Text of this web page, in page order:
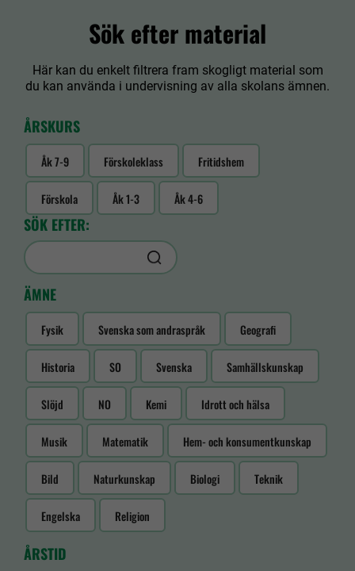
Sök efter material
Här kan du enkelt filtrera fram skogligt material som
du kan använda i undervisning av alla skolans ämnen.
ÅRSKURS
Åk 7-9 Förskoleklass Fritidshem
Förskola Åk 1-3 Åk 4-6
SÖK EFTER:
ÄMNE
Fysik Svenska som andraspråk Geografi
Historia SO Svenska Samhällskunskap
Slöjd NO Kemi Idrott och hälsa
Musik Matematik Hem- och konsumentkunskap
Bild Naturkunskap Biologi Teknik
Engelska Religion
ÅRSTID